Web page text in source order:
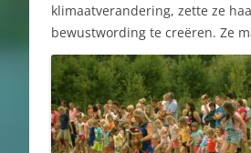
klimaatverandering, zette ze
bewustwording te creëren. Ze